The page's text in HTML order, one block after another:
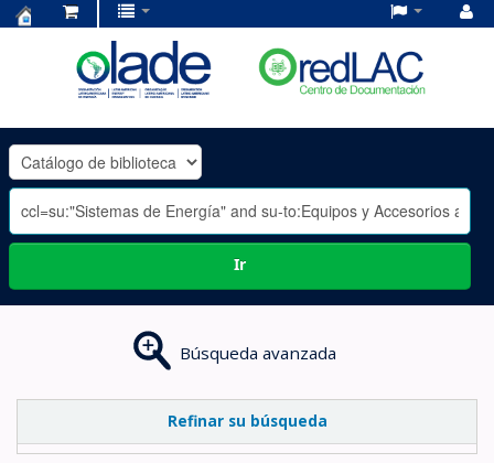
OLADE
-
Ir
Búsqueda avanzada
Refinar su búsqueda